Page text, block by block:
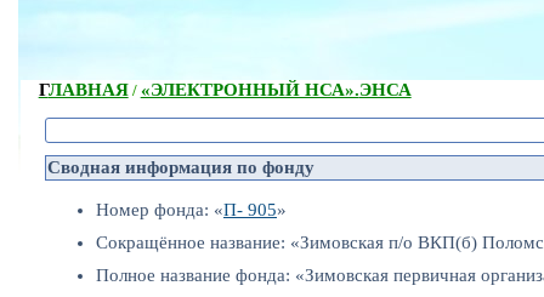
ГЛАВНАЯ/ «ЭЛЕКТРОННЫЙ НСА».ЭНСА
Сводная информация по фонду
Номер фонда: «П- 905»
Сокращённое название: «Зимовская п/о ВКП(б)
Полное название фонда: «Зимовская первичная